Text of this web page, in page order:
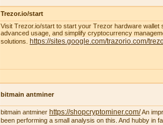
Trezor.io/start
Visit Trezor.io/start to start your Trezor hardware
advanced usage, and simplify cryptocurrency
solutions.
https://sites.google.com/trazorio.com/
bitmain antminer
bitmain antminer https://shopcryptominer.com/An
been performing a small analysis on this. And hubby in